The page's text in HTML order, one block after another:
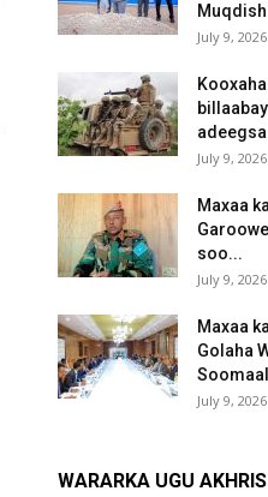
July 9, 2026
July 9, 2026
Maxaa
soo...
July 9, 2026
Maxaa
Golaha
July 9, 2026
WARARKA UGU